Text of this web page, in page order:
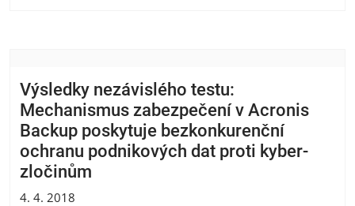
Výsledky nezávislého testu:
Mechanismus zabezpečení v Acronis
Backup poskytuje bezkonkurenční
ochranu podnikových dat proti kyber-
zločinům
4. 4. 2018